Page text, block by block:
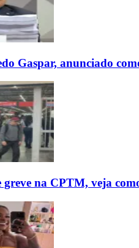
Gaspar, anunciado
greve na CPTM, veja